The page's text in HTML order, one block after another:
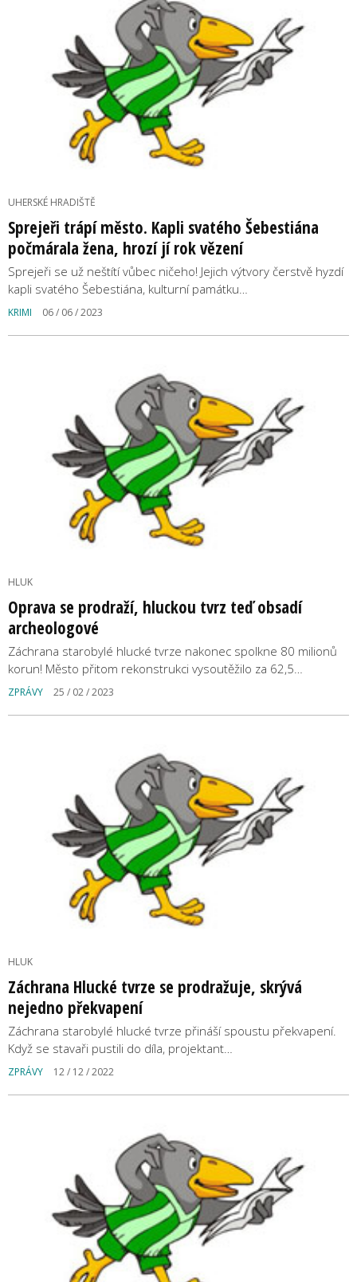
UHERSKÉ HRADIŠTĚ
Sprejeři trápí město. Kapli svatého Šebestiána
počmárala žena, hrozí jí rok vězení
Sprejeři se už neštítí vůbec ničeho! Jejich výtvory čerstvě hyzdí
kapli svatého Šebestiána, kulturní památku…
KRIMI 06 / 06 / 2023
HLUK
Oprava se prodraží, hluckou tvrz teď obsadí
archeologové
Záchrana starobylé hlucké tvrze nakonec spolkne 80 milionů
korun! Město přitom rekonstrukci vysoutěžilo za 62,5…
ZPRÁVY 25 / 02 / 2023
HLUK
Záchrana Hlucké tvrze se prodražuje, skrývá
nejedno překvapení
Záchrana starobylé hlucké tvrze přináší spoustu překvapení.
Když se stavaři pustili do díla, projektant…
ZPRÁVY 12 / 12 / 2022